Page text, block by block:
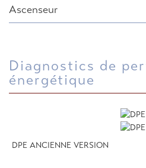
Ascenseur
diagnostics de performance
énergétique
DPE ANCIENNE VERSION